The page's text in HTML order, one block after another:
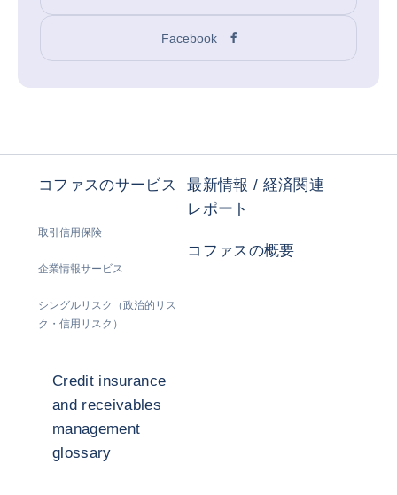
Facebook
コファスのサービス
取引信用保険
企業情報サービス
シングルリスク（政治的リス
ク・信用リスク）
最新情報 / 経済関連
レポート
コファスの概要
Credit insurance
and receivables
management
glossary